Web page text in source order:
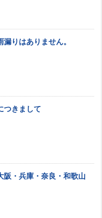
りはありません。
つきまして
阪・兵庫・奈良・和歌山